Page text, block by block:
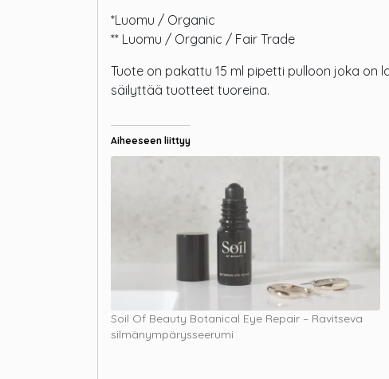
*Luomu / Organic
** Luomu / Organic / Fair Trade
Tuote on pakattu 15 ml pipetti pulloon joka on
säilyttää tuotteet tuoreina.
Aiheeseen liittyy
Soil Of Beauty Botanical Eye Repair – Ravitseva
silmänympärysseerumi